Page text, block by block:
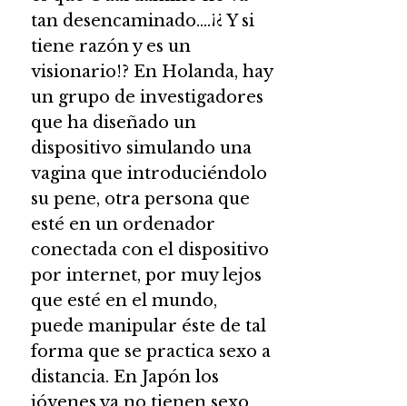
tan desencaminado….¡¿ Y si
tiene razón y es un
visionario!? En Holanda, hay
un grupo de investigadores
que ha diseñado un
dispositivo simulando una
vagina que introduciéndolo
su pene, otra persona que
esté en un ordenador
conectada con el dispositivo
por internet, por muy lejos
que esté en el mundo,
puede manipular éste de tal
forma que se practica sexo a
distancia. En Japón los
jóvenes ya no tienen sexo